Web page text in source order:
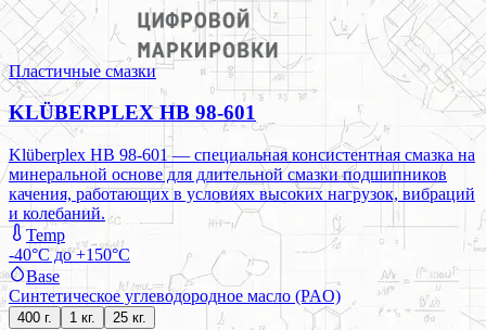
Пластичные смазки
KLÜBERPLEX HB 98-601
Klüberplex HB 98-601 — специальная консистентная смазка на
минеральной основе для длительной смазки подшипников
качения, работающих в условиях высоких нагрузок, вибраций
и колебаний.
Temp
-40°C до +150°C
Base
Синтетическое углеводородное масло (PAO)
400 г. 1 кг. 25 кг.